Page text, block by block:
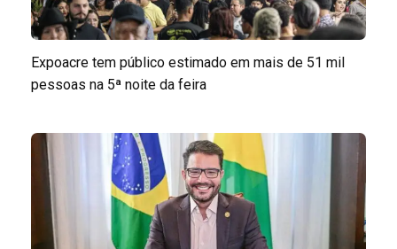
Expoacre tem público estimado em mais de 51 mil
pessoas na 5ª noite da feira